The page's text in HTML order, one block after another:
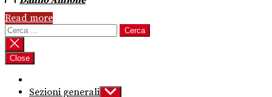
Read more
Ricerca
per:
Close
Sezioni generali Show